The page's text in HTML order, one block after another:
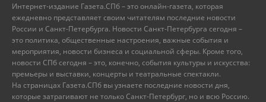
Интернет-издание Газета.СПб – это онлайн-газета, которая
ежедневно представляет своим читателям последние новости
России и Санкт-Петербурга. Новости Санкт-Петербурга сегодня –
это политика, общественные настроения, важные события и
мероприятия, новости бизнеса и социальной сферы. Кроме того,
новости СПб сегодня – это, конечно, события культуры и искусства:
премьеры и выставки, концерты и театральные спектакли.
На страницах Газета.СПб вы узнаете последние новости дня,
которые затрагивают не только Санкт-Петербург, но и всю Россию.